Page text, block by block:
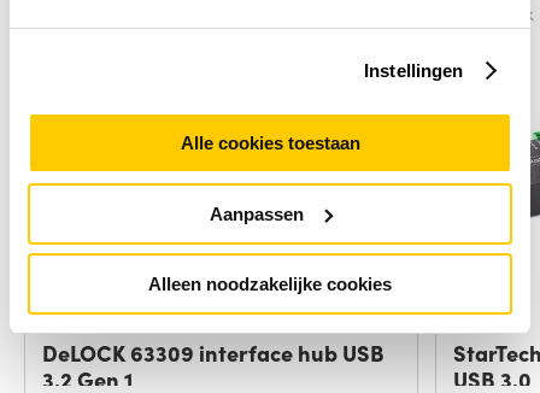
Instellingen
Alle cookies toestaan
Aanpassen
Alleen noodzakelijke cookies
DeLOCK 63309 interface hub USB
3.2 Gen 1
Vergelijk
USB 3.0